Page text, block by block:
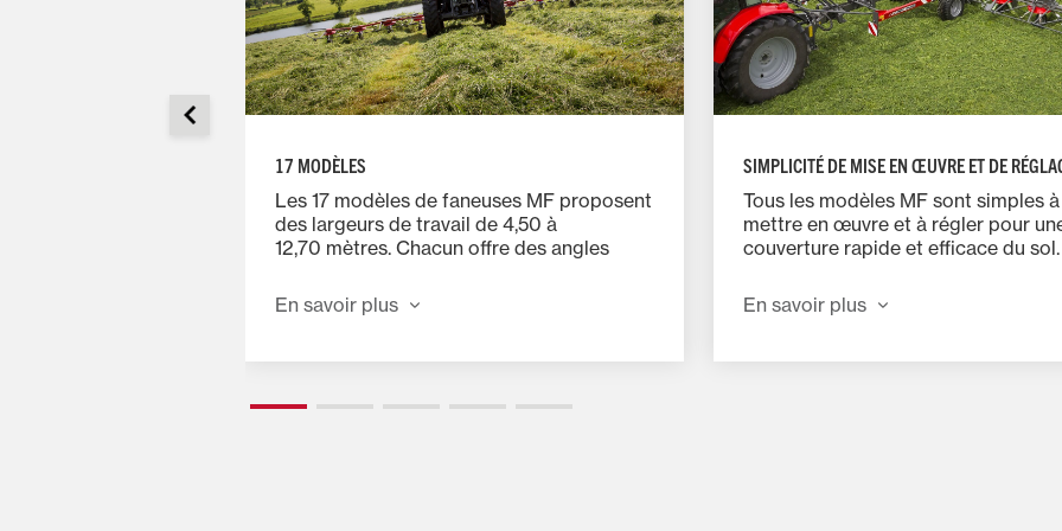
Espaces
verts
Mixtes
17 MODÈLES
Les 17 modèles de faneuses MF proposent
des largeurs de travail de 4,50 à
12,70 mètres. Chacun offre des angles
et 20,5 degrés pour s’adapter à tous les
fourrages et toutes les conditions de
En savoir plus
SIMPLICITÉ DE MISE EN ŒUVRE ET DE
Tous les modèles MF sont simples à
mettre en œuvre et à régler pour
couverture rapide et efficace du sol.
rotors extérieurs qui permet, grâce à
circuit hydraulique centralisé et des
les charges latérales, même en
En savoir plus